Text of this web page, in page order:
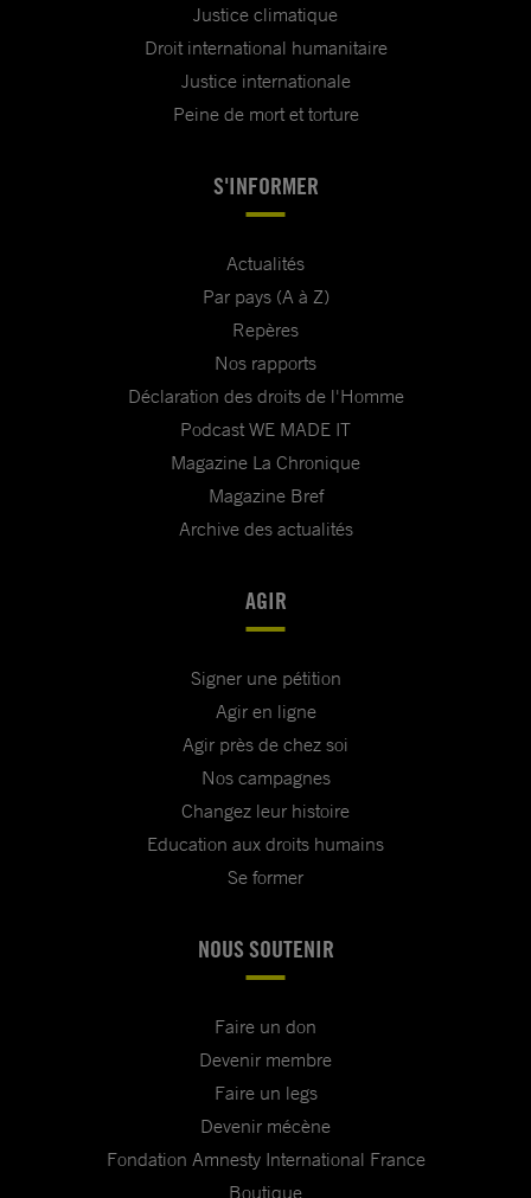
Justice climatique
Droit international humanitaire
Justice internationale
Peine de mort et torture
S'INFORMER
Actualités
Par pays (A à Z)
Repères
Nos rapports
Déclaration des droits de l'Homme
Podcast WE MADE IT
Magazine La Chronique
Magazine Bref
Archive des actualités
AGIR
Signer une pétition
Agir en ligne
Agir près de chez soi
Nos campagnes
Changez leur histoire
Education aux droits humains
Se former
NOUS SOUTENIR
Faire un don
Devenir membre
Faire un legs
Devenir mécène
Fondation Amnesty International France
Boutique